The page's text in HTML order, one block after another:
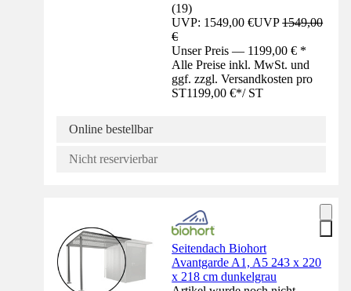
(19)
UVP: 1549,00 €UVP1549,00
€
Unser Preis — 1199,00 € *
Alle Preise inkl. MwSt. und
ggf. zzgl. Versandkosten pro
ST1199,00 €*/ ST
Online bestellbar
Nicht reservierbar
Seitendach Biohort
Avantgarde A1, A5 243 x 220
x 218 cm dunkelgrau